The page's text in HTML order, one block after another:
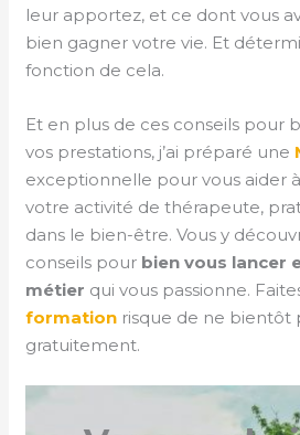
leur apportez, et ce dont vous
bien gagner votre vie. Et
fonction de cela.
Et en plus de ces conseils pour
vos prestations, j’ai préparé une
exceptionnelle pour vous aider
votre activité de thérapeute,
dans le bien-être. Vous y
conseils pour bien vous lancer
métier qui vous passionne.
formation risque de ne bientôt
gratuitement.